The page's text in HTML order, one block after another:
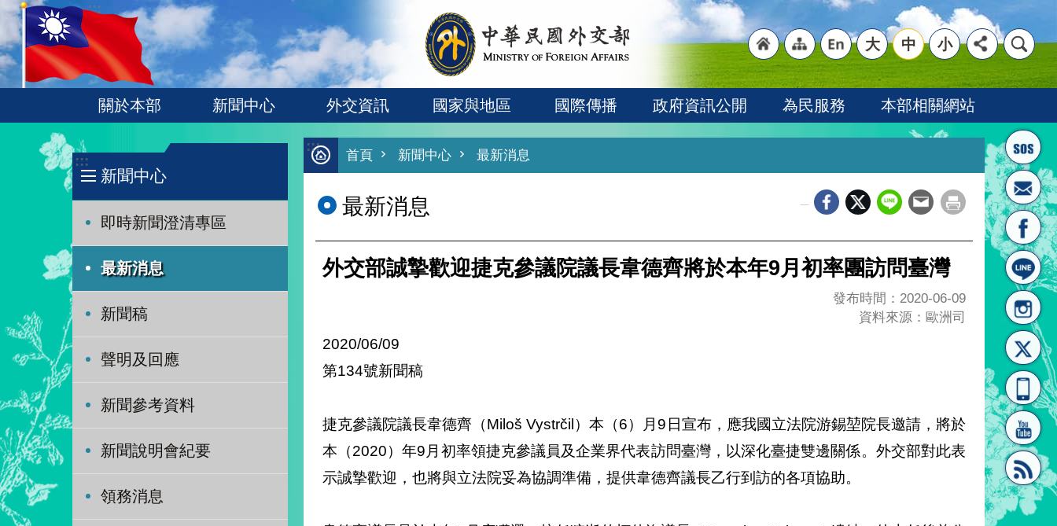
跳到主要內容區塊
:::
首頁
"網
站導
"英
文語
大 中 小
關於本部 新聞中心 外交資訊 國家與地區 國際傳播 政府資訊公開 為民服務 本部相關網站
:::
新聞中心
即時新聞澄清專區
最新消息
新聞稿
聲明及回應
新聞參考資料
新聞說明會紀要
領務消息
:::
首頁 新聞中心 最新消息
最新消息
外交部誠摯歡迎捷克參議院議長韋德齊將於本年9月初率團訪問臺灣
發布時間：2020-06-09
資料來源：歐洲司
2020/06/09
第134號新聞稿
捷克參議院議長韋德齊（Miloš Vystrčil）本（6）月9日宣布，應我國立法院游錫堃院長邀請，將於
本（2020）年9月初率領捷克參議員及企業界代表訪問臺灣，以深化臺捷雙邊關係。外交部對此表
示誠摯歡迎，也將與立法院妥為協調準備，提供韋德齊議長乙行到訪的各項協助。